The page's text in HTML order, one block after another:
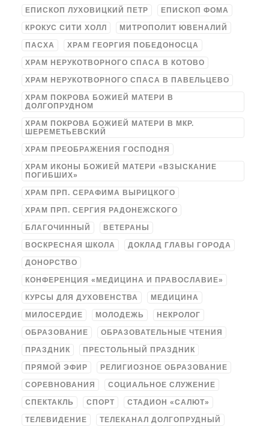
ЕПИСКОП ЛУХОВИЦКИЙ ПЕТР ЕПИСКОП ФОМА
КРОКУС СИТИ ХОЛЛ МИТРОПОЛИТ ЮВЕНАЛИЙ
ПАСХА ХРАМ ГЕОРГИЯ ПОБЕДОНОСЦА
ХРАМ НЕРУКОТВОРНОГО СПАСА В КОТОВО
ХРАМ НЕРУКОТВОРНОГО СПАСА В ПАВЕЛЬЦЕВО
ХРАМ ПОКРОВА БОЖИЕЙ МАТЕРИ В
ДОЛГОПРУДНОМ
ХРАМ ПОКРОВА БОЖИЕЙ МАТЕРИ В МКР.
ШЕРЕМЕТЬЕВСКИЙ
ХРАМ ПРЕОБРАЖЕНИЯ ГОСПОДНЯ
ХРАМ ИКОНЫ БОЖИЕЙ МАТЕРИ «ВЗЫСКАНИЕ
ПОГИБШИХ»
ХРАМ ПРП. СЕРАФИМА ВЫРИЦКОГО
ХРАМ ПРП. СЕРГИЯ РАДОНЕЖСКОГО
БЛАГОЧИННЫЙ ВЕТЕРАНЫ
ВОСКРЕСНАЯ ШКОЛА ДОКЛАД ГЛАВЫ ГОРОДА
ДОНОРСТВО
КОНФЕРЕНЦИЯ «МЕДИЦИНА И ПРАВОСЛАВИЕ»
КУРСЫ ДЛЯ ДУХОВЕНСТВА МЕДИЦИНА
МИЛОСЕРДИЕ МОЛОДЕЖЬ НЕКРОЛОГ
ОБРАЗОВАНИЕ ОБРАЗОВАТЕЛЬНЫЕ ЧТЕНИЯ
ПРАЗДНИК ПРЕСТОЛЬНЫЙ ПРАЗДНИК
ПРЯМОЙ ЭФИР РЕЛИГИОЗНОЕ ОБРАЗОВАНИЕ
СОРЕВНОВАНИЯ СОЦИАЛЬНОЕ СЛУЖЕНИЕ
СПЕКТАКЛЬ СПОРТ СТАДИОН «САЛЮТ»
ТЕЛЕВИДЕНИЕ ТЕЛЕКАНАЛ ДОЛГОПРУДНЫЙ